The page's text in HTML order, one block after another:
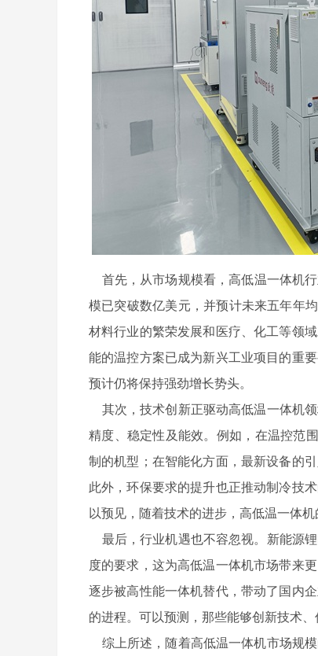
首先，从市场规模看，高低温一体机
模已突破数亿美元，并预计未来五年年
材料行业的繁荣发展和医疗、化工等领
能的温控方案已成为新兴工业项目的重
预计仍将保持强劲增长势头。
其次，技术创新正驱动高低温一体机
精度、稳定性及能效。例如，在温控范
制的机型；在智能化方面，最新设备的
此外，环保要求的提升也正推动制冷技
以预见，随着技术的进步，高低温一体
最后，行业机遇也不容忽视。新能源
度的要求，这为高低温一体机市场带来
逐步被高性能一体机替代，带动了国内
的进程。可以预测，那些能够创新技术
综上所述，随着高低温一体机市场规